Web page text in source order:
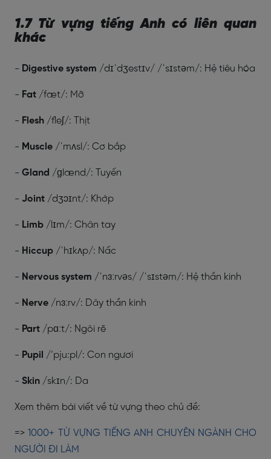
1.7 Từ vựng tiếng Anh có liên quan
khác
- Digestive system /dɪˈdʒestɪv/ /ˈsɪstəm/: Hệ tiêu hóa
- Fat /fæt/: Mỡ
- Flesh /fleʃ/: Thịt
- Muscle /ˈmʌsl/: Cơ bắp
- Gland /ɡlænd/: Tuyến
- Joint /dʒɔɪnt/: Khớp
- Limb /lɪm/: Chân tay
- Hiccup /ˈhɪkʌp/: Nấc
- Nervous system /ˈnɜːrvəs/ /ˈsɪstəm/: Hệ thần kinh
- Nerve /nɜːrv/: Dây thần kinh
- Part /pɑːt/: Ngôi rẽ
- Pupil /’pju:pl/: Con ngươi
- Skin /skɪn/: Da
Xem thêm bài viết về từ vựng theo chủ đề:
=>1000+ TỪ VỰNG TIẾNG ANH CHUYÊN NGÀNH CHO
NGƯỜI ĐI LÀM